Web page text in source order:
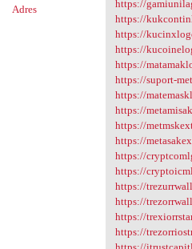
Adres
https://
https://
https://
https://
https://
https://suport-
https://
https://
https://
https://
https://
https://
https://
https://
https://
https://